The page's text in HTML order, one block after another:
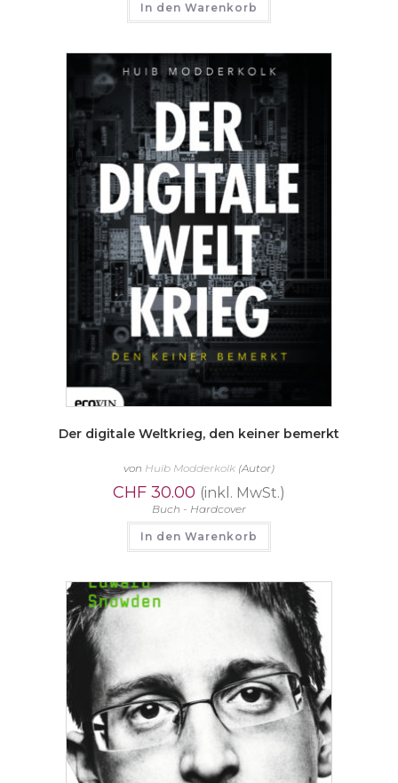
In den Warenkorb
Der digitale Weltkrieg, den keiner bemerkt
von Huib Modderkolk (Autor)
CHF 30.00 (inkl. MwSt.)
Buch - Hardcover
In den Warenkorb